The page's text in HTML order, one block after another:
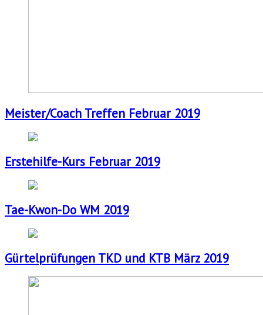
Meister/Coach Treffen Februar 2019
Erstehilfe-Kurs Februar 2019
Tae-Kwon-Do WM 2019
Gürtelprüfungen TKD und KTB März 2019